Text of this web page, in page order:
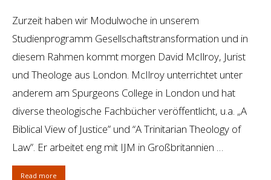
Zurzeit haben wir Modulwoche in unserem
Studienprogramm Gesellschaftstransformation und in
diesem Rahmen kommt morgen David McIlroy, Jurist
und Theologe aus London. McIlroy unterrichtet unter
anderem am Spurgeons College in London und hat
diverse theologische Fachbücher veröffentlicht, u.a. „A
Biblical View of Justice” und “A Trinitarian Theology of
Law”. Er arbeitet eng mit IJM in Großbritannien …
Read more